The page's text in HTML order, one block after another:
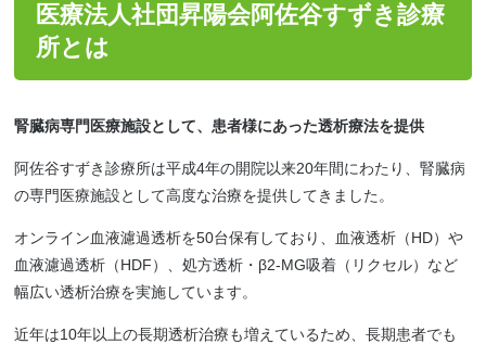
医療法人社団昇陽会阿佐谷すずき診療
所とは
腎臓病専門医療施設として、患者様にあった透析療法を提供
阿佐谷すずき診療所は平成4年の開院以来20年間にわたり、腎臓病
の専門医療施設として高度な治療を提供してきました。
オンライン血液濾過透析を50台保有しており、血液透析（HD）や
血液濾過透析（HDF）、処方透析・β2-MG吸着（リクセル）など
幅広い透析治療を実施しています。
近年は10年以上の長期透析治療も増えているため、長期患者でも